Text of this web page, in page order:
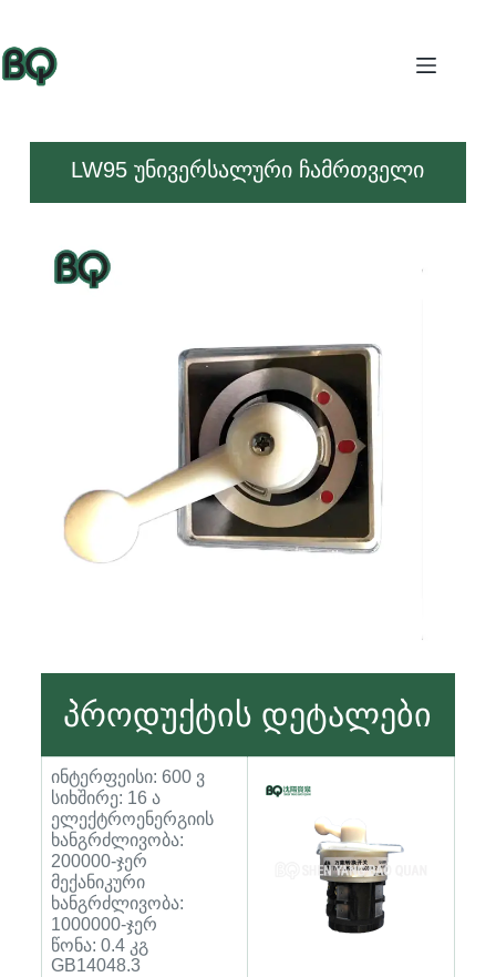
LW95 უნივერსალური ჩამრთველი
პროდუქტის დეტალები
ინტერფეისი: 600 ვ
სიხშირე: 16 ა
ელექტროენერგიის
ხანგრძლივობა:
200000-ჯერ
მექანიკური
ხანგრძლივობა:
1000000-ჯერ
წონა: 0.4 კგ
GB14048.3